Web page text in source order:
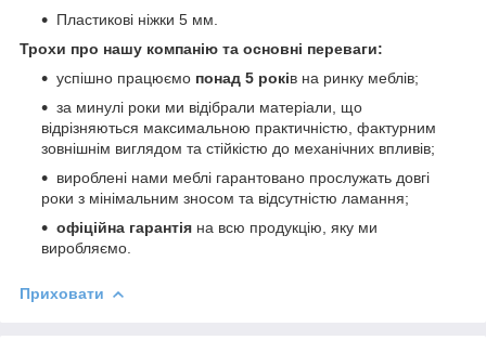
Пластикові ніжки 5 мм.
Трохи про нашу компанію та основні переваги:
успішно працюємо понад 5 років на ринку меблів;
за минулі роки ми відібрали матеріали, що
відрізняються максимальною практичністю, фактурним
зовнішнім виглядом та стійкістю до механічних впливів;
вироблені нами меблі гарантовано прослужать довгі
роки з мінімальним зносом та відсутністю ламання;
офіційна гарантія на всю продукцію, яку ми
виробляємо.
Приховати